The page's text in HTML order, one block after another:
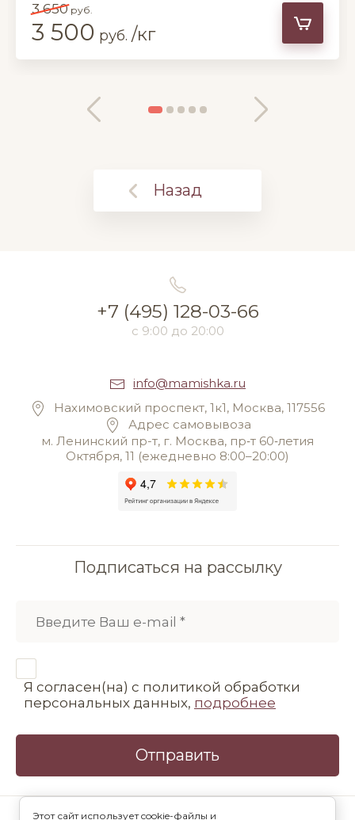
3 650руб.
3 500 руб. /кг
Назад
+7 (495) 128-03-66
с 9:00 до 20:00
info@mamishka.ru
Нахимовский проспект, 1к1, Москва, 117556
Адрес самовывоза
м. Ленинский пр-т, г. Москва, пр‑т 60‑летия
Октября, 11 (ежедневно 8:00–20:00)
Подписаться на рассылку
Я согласен(на) с политикой обработки
персональных данных, подробнее
Отправить
©2013 - 2026 Кондитерская Мамишка
Этот сайт использует cookie-файлы и